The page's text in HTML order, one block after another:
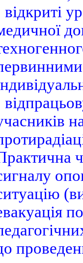
відкриті